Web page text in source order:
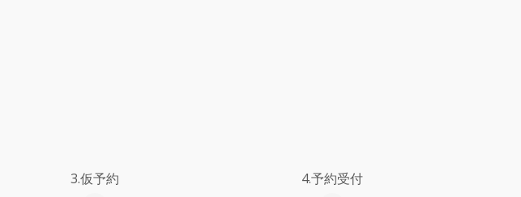
3.仮予約 4.予約受付